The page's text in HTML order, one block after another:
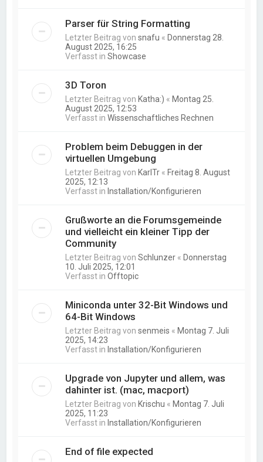
Parser für String Formatting
Letzter Beitrag vonsnafu « Donnerstag 28.
August 2025, 16:25
Verfasst inShowcase
3D Toron
Letzter Beitrag von Katha:) « Montag 25.
August 2025, 12:53
Verfasst inWissenschaftliches Rechnen
Problem beim Debuggen in der
virtuellen Umgebung
Letzter Beitrag von KarlTr « Freitag 8. August
2025, 12:13
Verfasst in Installation/Konfigurieren
Grußworte an die Forumsgemeinde
und vielleicht ein kleiner Tipp der
Community
Letzter Beitrag vonSchlunzer « Donnerstag
10. Juli 2025, 12:01
Verfasst inOfftopic
Miniconda unter 32-Bit Windows und
64-Bit Windows
Letzter Beitrag vonsenmeis « Montag 7. Juli
2025, 14:23
Verfasst in Installation/Konfigurieren
Upgrade von Jupyter und allem, was
dahinter ist. (mac, macport)
Letzter Beitrag von Krischu « Montag 7. Juli
2025, 11:23
Verfasst in Installation/Konfigurieren
End of file expected